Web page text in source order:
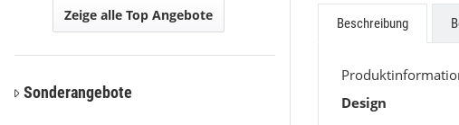
Beschreibung
Design
Zeige alle Top Angebote
Sonderangebote